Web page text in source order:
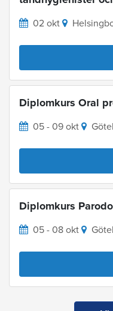
02 okt
Diplomkurs Oral
05 - 09 okt
Diplomkurs
05 - 08 okt